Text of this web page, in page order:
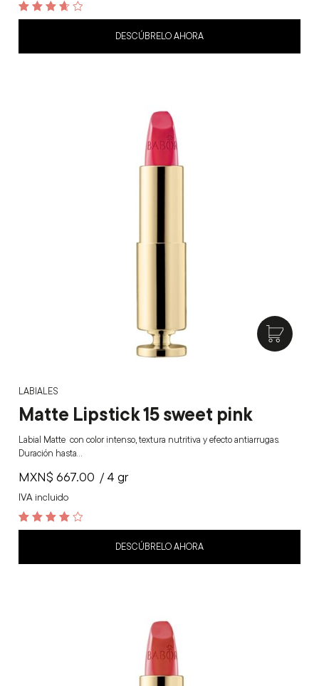
3.7
DESCÚBRELO AHORA
LABIALES
Matte Lipstick 15 sweet pink
Labial Matte con color intenso, textura nutritiva y efecto antiarrugas.
Duración hasta…
MXN$ 667.00
IVA incluido
/ 4 gr
4.1
DESCÚBRELO AHORA